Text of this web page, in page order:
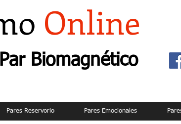
Online
Biomagnético
Pares Reservorio Pares Emocionales